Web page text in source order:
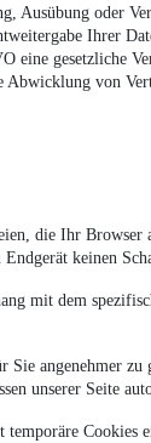
Ausübung oder
Ihrer
eine gesetzliche
von
die Ihr
keinen
mit dem
angenehmer
unserer Seite